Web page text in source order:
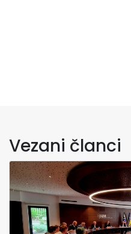
Vezani članci